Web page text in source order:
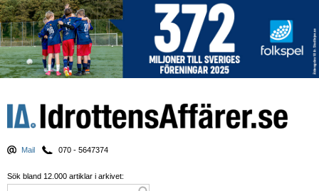
Mail 070 - 5647374
Sök bland 12.000 artiklar i arkivet: